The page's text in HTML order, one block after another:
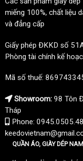
miếng 100%, chất liệu
và đẳng cấp
Giấy phép ĐKKD số
Phòng tài chính kế
Mã số thuế:
Showroom: 98 Tôn
Tháp
Phone:
QUẦN ÁO, GIÀY DÉP